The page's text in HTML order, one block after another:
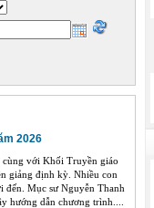
2026
cùng với Khối Truyền giáo
giảng định kỳ. Nhiều con
đến. Mục sư Nguyễn Thanh
hướng dẫn chương trình....